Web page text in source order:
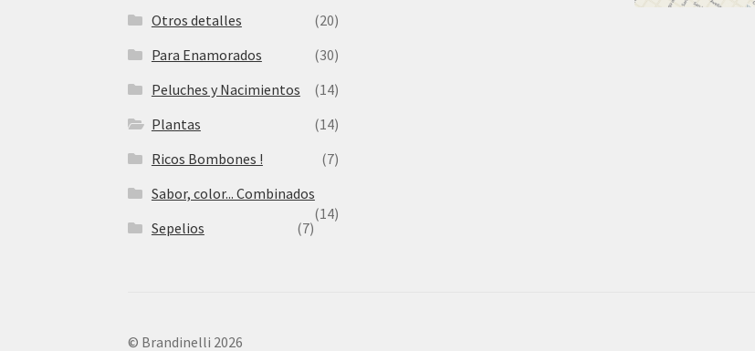
Otros detalles
(20)
Para Enamorados
(30)
Peluches y Nacimientos
(14)
Plantas
(14)
Ricos Bombones !
(7)
Sabor, color... Combinados
(14)
Sepelios
(7)
© Brandinelli 2026